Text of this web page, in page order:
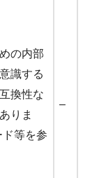
の内部
識する
換性な
りま
等を参
–